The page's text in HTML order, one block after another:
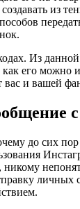
из
Из
его можно
вас и вашей
до сих пор